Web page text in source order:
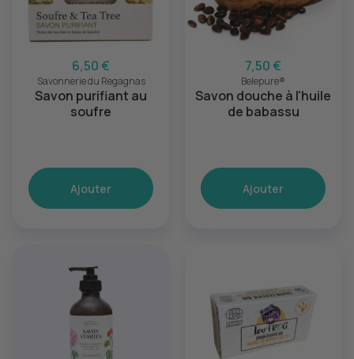
6,50 €
Savonnerie du Regagnas
Savon purifiant au
soufre
Ajouter
7,50 €
Belepure®
Savon douche à l'huile
de babassu
Ajouter